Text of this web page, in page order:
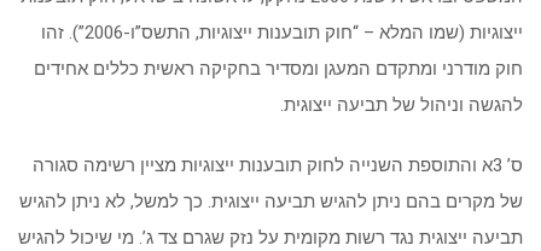
ייצוגיות (שמו המלא – “חוק תובענות ייצוגיות, התשס”ו-2006”). זהו
חוק מודרני ומתקדם המעגן ומסדיר בחקיקה ראשית כללים אחידים
להגשה וניהול של תביעה ייצוגית.
ס’ 3א והתוספת השנייה לחוק תובענות ייצוגיות מציין רשימה סגורה
של מקרים בהם ניתן להגיש תביעה ייצוגית. כך למשל, לא ניתן להגיש
תביעה ייצוגית נגד רשות מקומית על נזק שגרם צד ג’. מי שיכול להגיש